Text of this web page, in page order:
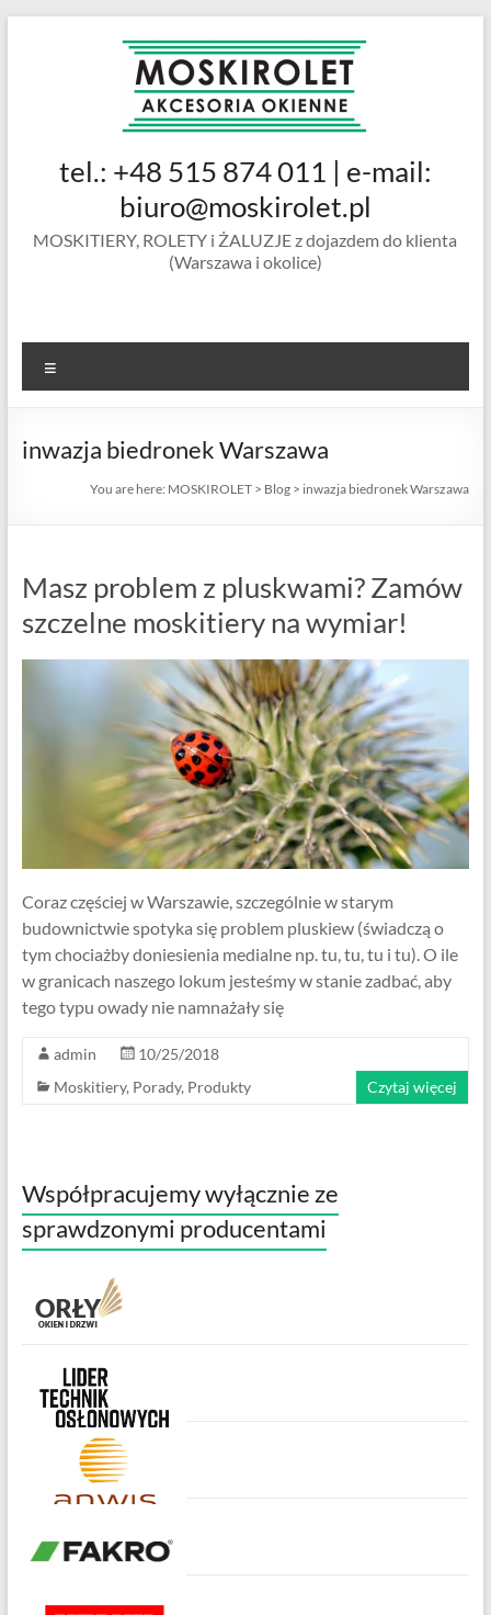
MOSKIROLET
siatki na
okienne |
ramkowe i
drzwiowe
tel.: +48 515 874 011 | e-mail:
biuro@moskirolet.pl
MOSKITIERY, ROLETY i ŻALUZJE z dojazdem do klienta
(Warszawa i okolice)
inwazja biedronek Warszawa
You are here: MOSKIROLET > Blog > inwazja biedronek Warszawa
Masz problem z pluskwami? Zamów
szczelne moskitiery na wymiar!
Coraz częściej w Warszawie, szczególnie w starym
budownictwie spotyka się problem pluskiew (świadczą o
tym chociażby doniesienia medialne np. tu, tu, tu i tu). O ile
w granicach naszego lokum jesteśmy w stanie zadbać, aby
tego typu owady nie namnażały się
admin
10/25/2018
Moskitiery, Porady, Produkty Czytaj więcej
Współpracujemy wyłącznie ze
sprawdzonymi producentami